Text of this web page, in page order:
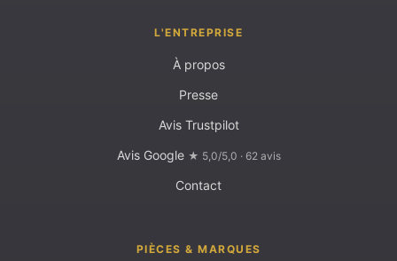
L'ENTREPRISE
À propos
Presse
Avis Trustpilot
Avis Google ★ 5,0/5,0 · 62 avis
Contact
PIÈCES & MARQUES